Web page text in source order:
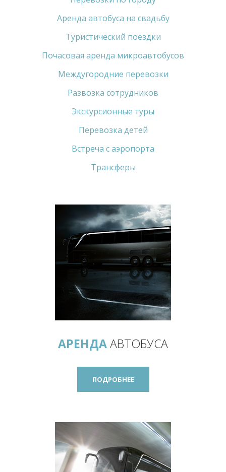
Аренда автобуса на свадьбу
Туристический поездки
Почасовая аренда микроавтобусов
Междугородние перевозки
Развозка сотрудников
Экскурсионные туры
Перевозка детей
Встреча с аэропорта
Трансферы
АРЕНДААВТОБУСА
ПОДРОБНЕЕ